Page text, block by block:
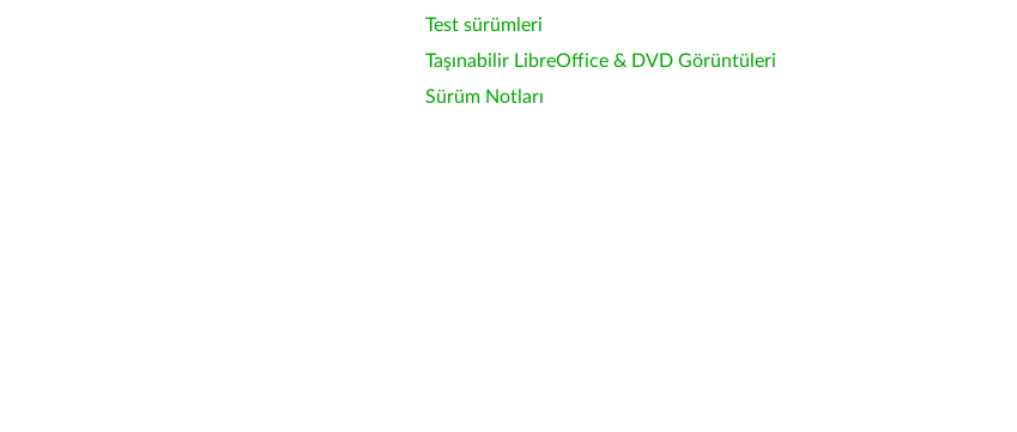
Test sürümleri
Taşınabilir LibreOffice & DVD Görüntüleri
Sürüm Notları